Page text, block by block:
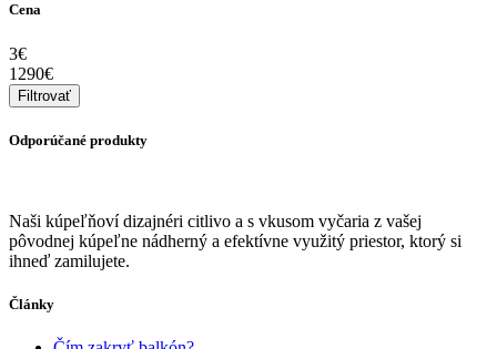
Cena
3€
1290€
Odporúčané produkty
Naši kúpeľňoví dizajnéri citlivo a s vkusom vyčaria z vašej
pôvodnej kúpeľne nádherný a efektívne využitý priestor, ktorý si
ihneď zamilujete.
Články